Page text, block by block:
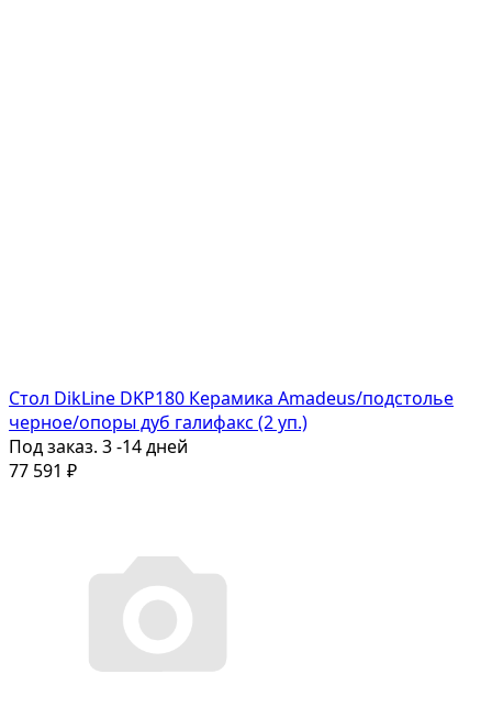
Стол DikLine DKP180 Керамика Amadeus/подстолье
черное/опоры дуб галифакс (2 уп.)
Под заказ. 3 -14 дней
77 591 ₽